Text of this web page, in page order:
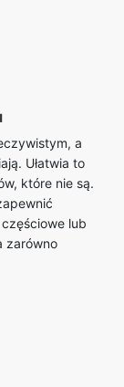
a
Ułatwia to
które nie są.
lub
zarówno